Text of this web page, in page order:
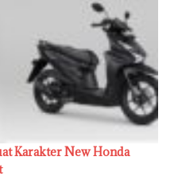
Karakter New Honda